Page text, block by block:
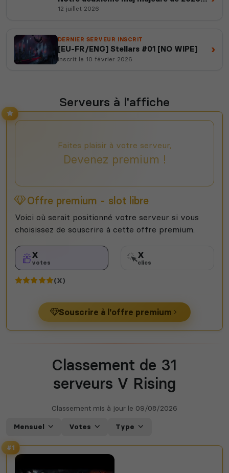
est en ligne
12 juillet 2026
DERNIER SERVEUR INSCRIT
[EU-FR/ENG] Stellars #01 [NO WIPE]
inscrit le 10 février 2026
›
Serveurs à l'affiche
Faites plaisir à votre serveur,
Devenez premium !
Offre premium - slot libre
Voici où serait positionné votre serveur si vous
choisissez de souscrire à cette offre premium.
X
votes
X
clics
(X)
Souscrire à l'offre premium
Classement de 31
serveurs V Rising
Classement mis à jour le 09/08/2026
Mensuel Votes Type
#1